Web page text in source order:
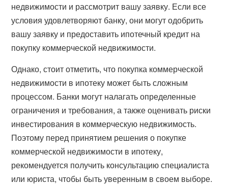
недвижимости и рассмотрит вашу заявку. Если все
условия удовлетворяют банку, они могут одобрить
вашу заявку и предоставить ипотечный кредит на
покупку коммерческой недвижимости.
Однако, стоит отметить, что покупка коммерческой
недвижимости в ипотеку может быть сложным
процессом. Банки могут налагать определенные
ограничения и требования, а также оценивать риски
инвестирования в коммерческую недвижимость.
Поэтому перед принятием решения о покупке
коммерческой недвижимости в ипотеку,
рекомендуется получить консультацию специалиста
или юриста, чтобы быть уверенным в своем выборе.